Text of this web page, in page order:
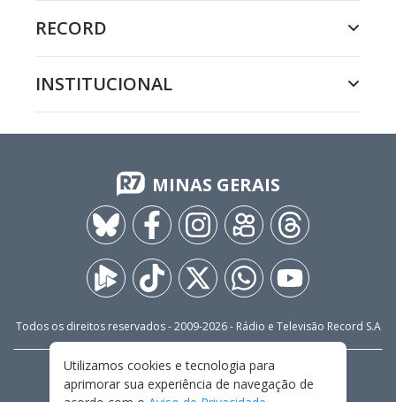
RECORD
INSTITUCIONAL
MINAS GERAIS
Todos os direitos reservados - 2009-2026- Rádio e Televisão Record S.A
FALE CONOSCO
PRIVACIDADE
TERMOS E CONDIÇÕES DE USO
Utilizamos cookies e tecnologia para
aprimorar sua experiência de navegação de